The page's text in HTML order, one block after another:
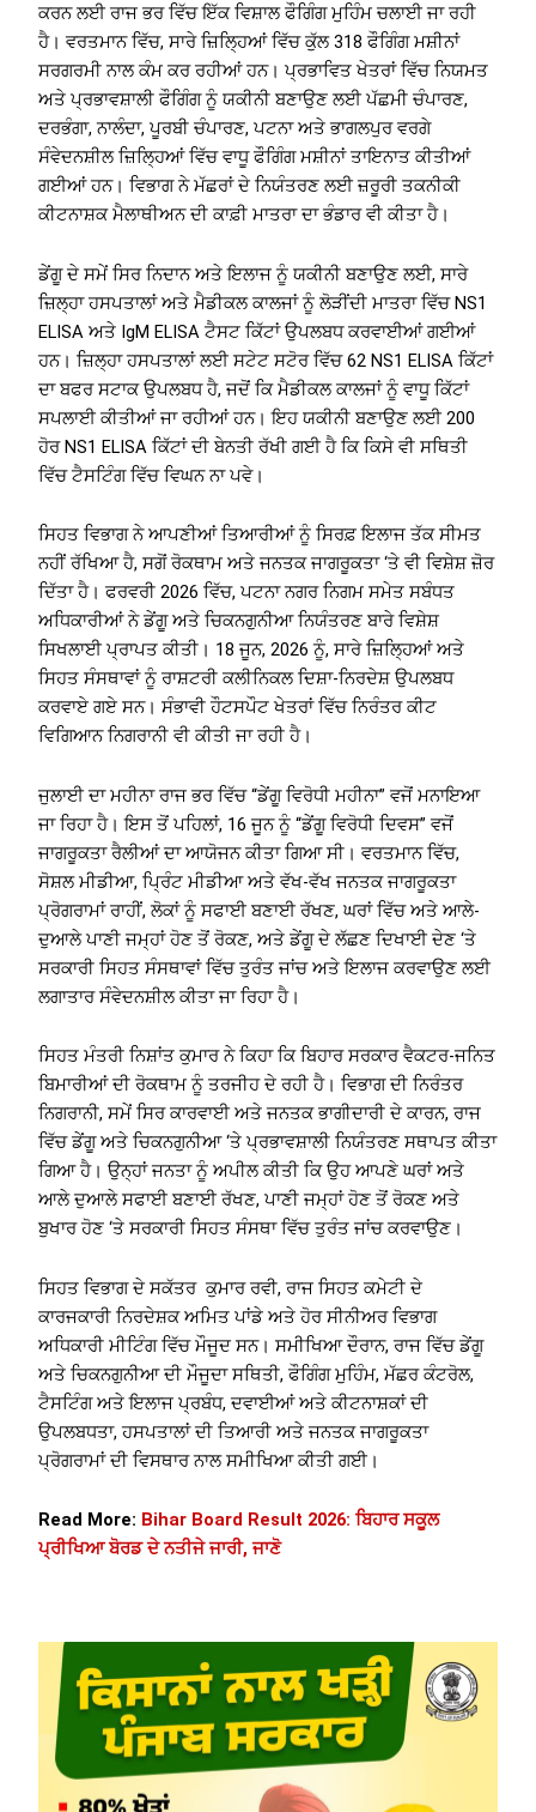
ਕਰਨ ਲਈ ਰਾਜ ਭਰ ਵਿੱਚ ਇੱਕ ਵਿਸ਼ਾਲ ਫੌਗਿੰਗ ਮੁਹਿੰਮ ਚਲਾਈ ਜਾ ਰਹੀ
ਹੈ। ਵਰਤਮਾਨ ਵਿੱਚ, ਸਾਰੇ ਜ਼ਿਲ੍ਹਿਆਂ ਵਿੱਚ ਕੁੱਲ 318 ਫੌਗਿੰਗ ਮਸ਼ੀਨਾਂ
ਸਰਗਰਮੀ ਨਾਲ ਕੰਮ ਕਰ ਰਹੀਆਂ ਹਨ। ਪ੍ਰਭਾਵਿਤ ਖੇਤਰਾਂ ਵਿੱਚ ਨਿਯਮਤ
ਅਤੇ ਪ੍ਰਭਾਵਸ਼ਾਲੀ ਫੌਗਿੰਗ ਨੂੰ ਯਕੀਨੀ ਬਣਾਉਣ ਲਈ ਪੱਛਮੀ ਚੰਪਾਰਣ,
ਦਰਭੰਗਾ, ਨਾਲੰਦਾ, ਪੂਰਬੀ ਚੰਪਾਰਣ, ਪਟਨਾ ਅਤੇ ਭਾਗਲਪੁਰ ਵਰਗੇ
ਸੰਵੇਦਨਸ਼ੀਲ ਜ਼ਿਲ੍ਹਿਆਂ ਵਿੱਚ ਵਾਧੂ ਫੌਗਿੰਗ ਮਸ਼ੀਨਾਂ ਤਾਇਨਾਤ ਕੀਤੀਆਂ
ਗਈਆਂ ਹਨ। ਵਿਭਾਗ ਨੇ ਮੱਛਰਾਂ ਦੇ ਨਿਯੰਤਰਣ ਲਈ ਜ਼ਰੂਰੀ ਤਕਨੀਕੀ
ਕੀਟਨਾਸ਼ਕ ਮੈਲਾਥੀਅਨ ਦੀ ਕਾਫ਼ੀ ਮਾਤਰਾ ਦਾ ਭੰਡਾਰ ਵੀ ਕੀਤਾ ਹੈ।
ਡੇਂਗੂ ਦੇ ਸਮੇਂ ਸਿਰ ਨਿਦਾਨ ਅਤੇ ਇਲਾਜ ਨੂੰ ਯਕੀਨੀ ਬਣਾਉਣ ਲਈ, ਸਾਰੇ
ਜ਼ਿਲ੍ਹਾ ਹਸਪਤਾਲਾਂ ਅਤੇ ਮੈਡੀਕਲ ਕਾਲਜਾਂ ਨੂੰ ਲੋੜੀਂਦੀ ਮਾਤਰਾ ਵਿੱਚ NS1
ELISA ਅਤੇ IgM ELISA ਟੈਸਟ ਕਿੱਟਾਂ ਉਪਲਬਧ ਕਰਵਾਈਆਂ ਗਈਆਂ
ਹਨ। ਜ਼ਿਲ੍ਹਾ ਹਸਪਤਾਲਾਂ ਲਈ ਸਟੇਟ ਸਟੋਰ ਵਿੱਚ 62 NS1 ELISA ਕਿੱਟਾਂ
ਦਾ ਬਫਰ ਸਟਾਕ ਉਪਲਬਧ ਹੈ, ਜਦੋਂ ਕਿ ਮੈਡੀਕਲ ਕਾਲਜਾਂ ਨੂੰ ਵਾਧੂ ਕਿੱਟਾਂ
ਸਪਲਾਈ ਕੀਤੀਆਂ ਜਾ ਰਹੀਆਂ ਹਨ। ਇਹ ਯਕੀਨੀ ਬਣਾਉਣ ਲਈ 200
ਹੋਰ NS1 ELISA ਕਿੱਟਾਂ ਦੀ ਬੇਨਤੀ ਰੱਖੀ ਗਈ ਹੈ ਕਿ ਕਿਸੇ ਵੀ ਸਥਿਤੀ
ਵਿੱਚ ਟੈਸਟਿੰਗ ਵਿੱਚ ਵਿਘਨ ਨਾ ਪਵੇ।
ਸਿਹਤ ਵਿਭਾਗ ਨੇ ਆਪਣੀਆਂ ਤਿਆਰੀਆਂ ਨੂੰ ਸਿਰਫ਼ ਇਲਾਜ ਤੱਕ ਸੀਮਤ
ਨਹੀਂ ਰੱਖਿਆ ਹੈ, ਸਗੋਂ ਰੋਕਥਾਮ ਅਤੇ ਜਨਤਕ ਜਾਗਰੂਕਤਾ ‘ਤੇ ਵੀ ਵਿਸ਼ੇਸ਼ ਜ਼ੋਰ
ਦਿੱਤਾ ਹੈ। ਫਰਵਰੀ 2026 ਵਿੱਚ, ਪਟਨਾ ਨਗਰ ਨਿਗਮ ਸਮੇਤ ਸਬੰਧਤ
ਅਧਿਕਾਰੀਆਂ ਨੇ ਡੇਂਗੂ ਅਤੇ ਚਿਕਨਗੁਨੀਆ ਨਿਯੰਤਰਣ ਬਾਰੇ ਵਿਸ਼ੇਸ਼
ਸਿਖਲਾਈ ਪ੍ਰਾਪਤ ਕੀਤੀ। 18 ਜੂਨ, 2026 ਨੂੰ, ਸਾਰੇ ਜ਼ਿਲ੍ਹਿਆਂ ਅਤੇ
ਸਿਹਤ ਸੰਸਥਾਵਾਂ ਨੂੰ ਰਾਸ਼ਟਰੀ ਕਲੀਨਿਕਲ ਦਿਸ਼ਾ-ਨਿਰਦੇਸ਼ ਉਪਲਬਧ
ਕਰਵਾਏ ਗਏ ਸਨ। ਸੰਭਾਵੀ ਹੌਟਸਪੌਟ ਖੇਤਰਾਂ ਵਿੱਚ ਨਿਰੰਤਰ ਕੀਟ
ਵਿਗਿਆਨ ਨਿਗਰਾਨੀ ਵੀ ਕੀਤੀ ਜਾ ਰਹੀ ਹੈ।
ਜੁਲਾਈ ਦਾ ਮਹੀਨਾ ਰਾਜ ਭਰ ਵਿੱਚ “ਡੇਂਗੂ ਵਿਰੋਧੀ ਮਹੀਨਾ” ਵਜੋਂ ਮਨਾਇਆ
ਜਾ ਰਿਹਾ ਹੈ। ਇਸ ਤੋਂ ਪਹਿਲਾਂ, 16 ਜੂਨ ਨੂੰ “ਡੇਂਗੂ ਵਿਰੋਧੀ ਦਿਵਸ” ਵਜੋਂ
ਜਾਗਰੂਕਤਾ ਰੈਲੀਆਂ ਦਾ ਆਯੋਜਨ ਕੀਤਾ ਗਿਆ ਸੀ। ਵਰਤਮਾਨ ਵਿੱਚ,
ਸੋਸ਼ਲ ਮੀਡੀਆ, ਪ੍ਰਿੰਟ ਮੀਡੀਆ ਅਤੇ ਵੱਖ-ਵੱਖ ਜਨਤਕ ਜਾਗਰੂਕਤਾ
ਪ੍ਰੋਗਰਾਮਾਂ ਰਾਹੀਂ, ਲੋਕਾਂ ਨੂੰ ਸਫਾਈ ਬਣਾਈ ਰੱਖਣ, ਘਰਾਂ ਵਿੱਚ ਅਤੇ ਆਲੇ-
ਦੁਆਲੇ ਪਾਣੀ ਜਮ੍ਹਾਂ ਹੋਣ ਤੋਂ ਰੋਕਣ, ਅਤੇ ਡੇਂਗੂ ਦੇ ਲੱਛਣ ਦਿਖਾਈ ਦੇਣ ‘ਤੇ
ਸਰਕਾਰੀ ਸਿਹਤ ਸੰਸਥਾਵਾਂ ਵਿੱਚ ਤੁਰੰਤ ਜਾਂਚ ਅਤੇ ਇਲਾਜ ਕਰਵਾਉਣ ਲਈ
ਲਗਾਤਾਰ ਸੰਵੇਦਨਸ਼ੀਲ ਕੀਤਾ ਜਾ ਰਿਹਾ ਹੈ।
ਸਿਹਤ ਮੰਤਰੀ ਨਿਸ਼ਾਂਤ ਕੁਮਾਰ ਨੇ ਕਿਹਾ ਕਿ ਬਿਹਾਰ ਸਰਕਾਰ ਵੈਕਟਰ-ਜਨਿਤ
ਬਿਮਾਰੀਆਂ ਦੀ ਰੋਕਥਾਮ ਨੂੰ ਤਰਜੀਹ ਦੇ ਰਹੀ ਹੈ। ਵਿਭਾਗ ਦੀ ਨਿਰੰਤਰ
ਨਿਗਰਾਨੀ, ਸਮੇਂ ਸਿਰ ਕਾਰਵਾਈ ਅਤੇ ਜਨਤਕ ਭਾਗੀਦਾਰੀ ਦੇ ਕਾਰਨ, ਰਾਜ
ਵਿੱਚ ਡੇਂਗੂ ਅਤੇ ਚਿਕਨਗੁਨੀਆ ‘ਤੇ ਪ੍ਰਭਾਵਸ਼ਾਲੀ ਨਿਯੰਤਰਣ ਸਥਾਪਤ ਕੀਤਾ
ਗਿਆ ਹੈ। ਉਨ੍ਹਾਂ ਜਨਤਾ ਨੂੰ ਅਪੀਲ ਕੀਤੀ ਕਿ ਉਹ ਆਪਣੇ ਘਰਾਂ ਅਤੇ
ਆਲੇ ਦੁਆਲੇ ਸਫਾਈ ਬਣਾਈ ਰੱਖਣ, ਪਾਣੀ ਜਮ੍ਹਾਂ ਹੋਣ ਤੋਂ ਰੋਕਣ ਅਤੇ
ਬੁਖਾਰ ਹੋਣ ‘ਤੇ ਸਰਕਾਰੀ ਸਿਹਤ ਸੰਸਥਾ ਵਿੱਚ ਤੁਰੰਤ ਜਾਂਚ ਕਰਵਾਉਣ।
ਸਿਹਤ ਵਿਭਾਗ ਦੇ ਸਕੱਤਰ ਕੁਮਾਰ ਰਵੀ, ਰਾਜ ਸਿਹਤ ਕਮੇਟੀ ਦੇ
ਕਾਰਜਕਾਰੀ ਨਿਰਦੇਸ਼ਕ ਅਮਿਤ ਪਾਂਡੇ ਅਤੇ ਹੋਰ ਸੀਨੀਅਰ ਵਿਭਾਗ
ਅਧਿਕਾਰੀ ਮੀਟਿੰਗ ਵਿੱਚ ਮੌਜੂਦ ਸਨ। ਸਮੀਖਿਆ ਦੌਰਾਨ, ਰਾਜ ਵਿੱਚ ਡੇਂਗੂ
ਅਤੇ ਚਿਕਨਗੁਨੀਆ ਦੀ ਮੌਜੂਦਾ ਸਥਿਤੀ, ਫੌਗਿੰਗ ਮੁਹਿੰਮ, ਮੱਛਰ ਕੰਟਰੋਲ,
ਟੈਸਟਿੰਗ ਅਤੇ ਇਲਾਜ ਪ੍ਰਬੰਧ, ਦਵਾਈਆਂ ਅਤੇ ਕੀਟਨਾਸ਼ਕਾਂ ਦੀ
ਉਪਲਬਧਤਾ, ਹਸਪਤਾਲਾਂ ਦੀ ਤਿਆਰੀ ਅਤੇ ਜਨਤਕ ਜਾਗਰੂਕਤਾ
ਪ੍ਰੋਗਰਾਮਾਂ ਦੀ ਵਿਸਥਾਰ ਨਾਲ ਸਮੀਖਿਆ ਕੀਤੀ ਗਈ।
Read More: Bihar Board Result 2026: ਬਿਹਾਰ ਸਕੂਲ
ਪ੍ਰੀਖਿਆ ਬੋਰਡ ਦੇ ਨਤੀਜੇ ਜਾਰੀ, ਜਾਣੋ